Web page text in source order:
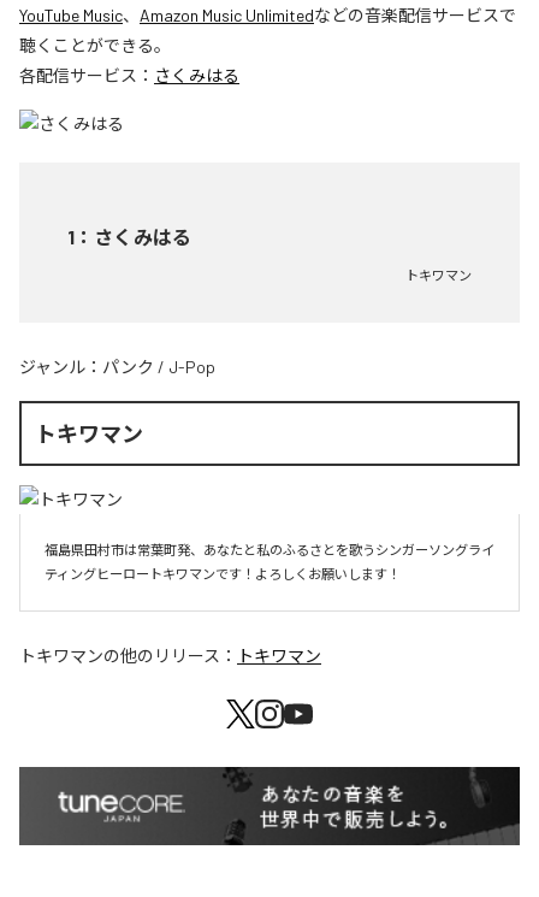
YouTube Music、 Amazon Music Unlimitedなどの音楽配信サービスで
聴くことができる。
各配信サービス： さくみはる
1 ： さくみはる
トキワマン
ジャンル： パンク / J-Pop
トキワマン
福島県田村市は常葉町発、あなたと私のふるさとを歌うシンガーソングライ
ティングヒーロートキワマンです！よろしくお願いします！
トキワマンの他のリリース： トキワマン